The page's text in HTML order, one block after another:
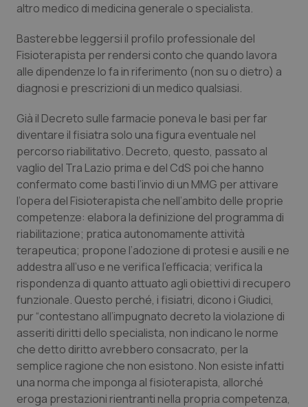
Calabria
Campania
Emilia-Romagna
Friuli Venezia Giulia
Lazio
Liguria
Lombardia
Marche
Molise
Piemonte
Asma & BPCO
Car-T
Colesterolo & coronaropatie
Dermatite Atopica
Diabete & glucometri
Disturbi dell’umore
Dolore
Donna & Salute
Epatiti
HIV
altro medico di medicina generale o specialista.
Basterebbe leggersi il profilo professionale del
Fisioterapista per rendersi conto che quando lavora
alle dipendenze lo fa in riferimento (non su o dietro) a
diagnosi e prescrizioni di un medico qualsiasi.
Già il Decreto sulle farmacie poneva le basi per far
diventare il fisiatra solo una figura eventuale nel
percorso riabilitativo. Decreto, questo, passato al
vaglio del Tra Lazio prima e del CdS poi che hanno
confermato come basti l’invio di un MMG per attivare
l’opera del Fisioterapista che nell’ambito delle proprie
competenze: elabora la definizione del programma di
riabilitazione; pratica autonomamente attività
terapeutica; propone l’adozione di protesi e ausili e ne
addestra all’uso e ne verifica l’efficacia; verifica la
rispondenza di quanto attuato agli obiettivi di recupero
funzionale. Questo perché, i fisiatri, dicono i Giudici,
pur “contestano all’impugnato decreto la violazione di
asseriti diritti dello specialista, non indicano le norme
che detto diritto avrebbero consacrato, per la
semplice ragione che non esistono. Non esiste infatti
una norma che imponga al fisioterapista, allorché
eroga prestazioni rientranti nella propria competenza,